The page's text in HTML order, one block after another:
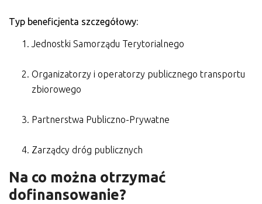
Typ beneficjenta szczegółowy:
Jednostki Samorządu Terytorialnego
Organizatorzy i operatorzy publicznego transportu
zbiorowego
Partnerstwa Publiczno-Prywatne
Zarządcy dróg publicznych
Na co można otrzymać
dofinansowanie?